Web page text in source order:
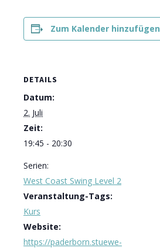
Zum Kalender hinzufügen
DETAILS
Datum:
2. Juli
Zeit:
19:45 - 20:30
Serien:
West Coast Swing Level 2
Veranstaltung-Tags:
Kurs
Website:
https://paderborn.stuewe-